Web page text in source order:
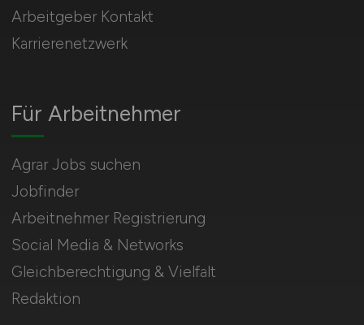
Für Arbeitnehmer
Agrar Jobs suchen
Jobfinder
Arbeitnehmer Registrierung
Social Media & Networks
Gleichberechtigung & Vielfalt
Redaktion
Arbeitgeber Kontakt
Karrierenetzwerk